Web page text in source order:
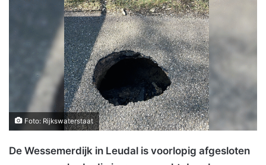
Foto: Rijkswaterstaat
De Wessemerdijk in Leudal is voorlopig afgesloten